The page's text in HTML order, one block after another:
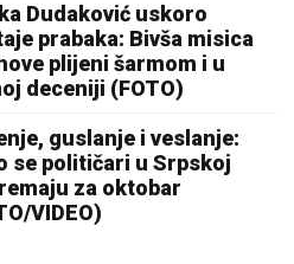
Dudaković uskoro
prabaka: Bivša misica
plijeni šarmom i u
deceniji (FOTO)
guslanje i veslanje:
se političari u Srpskoj
za oktobar
VIDEO)